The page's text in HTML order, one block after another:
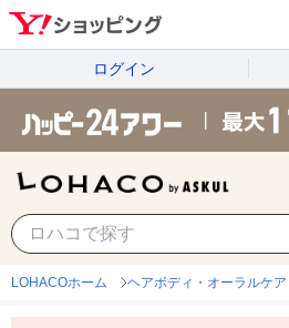
ログイン
その他 口臭・エチケットケア
LOHACOホーム ヘアボディ・オーラルケア